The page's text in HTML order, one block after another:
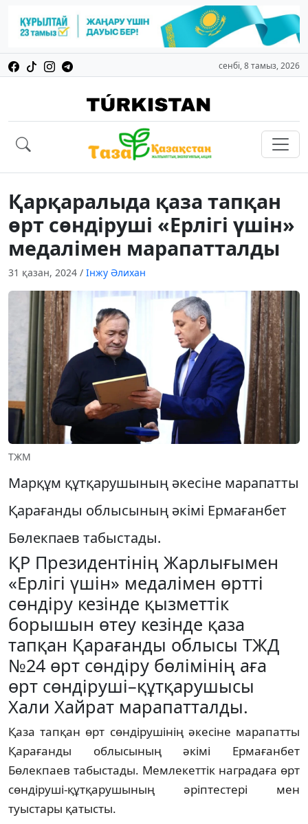
сенбі, 8 тамыз, 2026
Қарқаралыда қаза тапқан
өрт сөндіруші «Ерлігі үшін»
медалімен марапатталды
31 қазан, 2024 / Інжу Әлихан
ТЖМ
Марқұм құтқарушының әкесіне марапатты
Қарағанды облысының әкімі Ермағанбет
Бөлекпаев табыстады.
ҚР Президентінің Жарлығымен
«Ерлігі үшін» медалімен өртті
сөндіру кезінде қызметтік
борышын өтеу кезінде қаза
тапқан Қарағанды облысы ТЖД
№24 өрт сөндіру бөлімінің аға
өрт сөндіруші–құтқарушысы
Хали Хайрат марапатталды.
Қаза тапқан өрт сөндірушінің әкесіне марапатты
Қарағанды облысының әкімі Ермағанбет
Бөлекпаев табыстады. Мемлекеттік наградаға өрт
сөндіруші-құтқарушының әріптестері мен
туыстары қатысты.